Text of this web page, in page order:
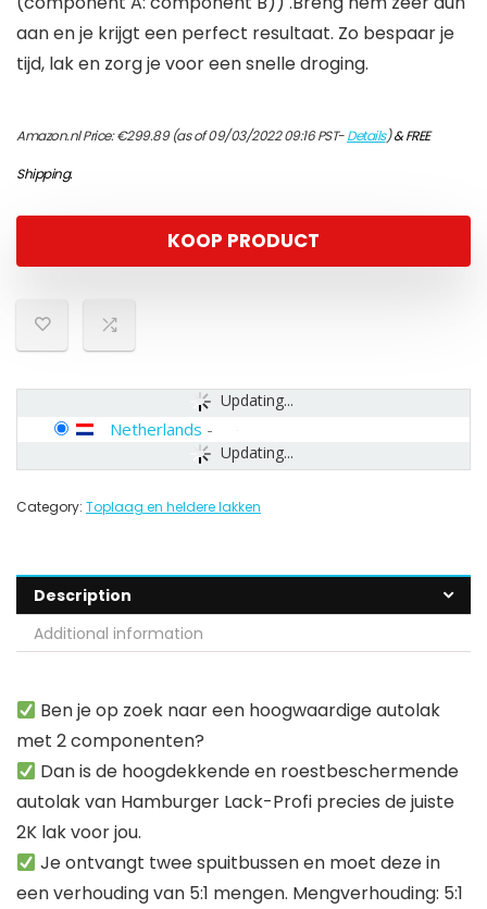
aan en je krijgt een perfect resultaat. Zo bespaar je
tijd, lak en zorg je voor een snelle droging.
Amazon.nl Price:€299.89(as of 09/03/2022 09:16 PST-Details)&FREE
Shipping.
KOOP PRODUCT
Updating...
Updating...
Netherlands -
Category: Toplaag en heldere lakken
Description
Additional information
Ben je op zoek naar een hoogwaardige autolak
met 2 componenten?
Dan is de hoogdekkende en roestbeschermende
autolak van Hamburger Lack-Profi precies de juiste
2K lak voor jou.
Je ontvangt twee spuitbussen en moet deze in
een verhouding van 5:1 mengen. Mengverhouding: 5:1